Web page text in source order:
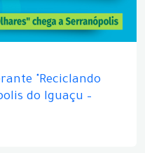
"Reciclando
do Iguaçu –